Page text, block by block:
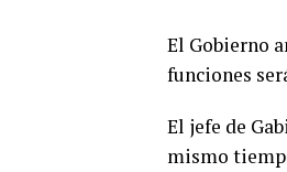
El Gobierno
funciones
El jefe de
mismo